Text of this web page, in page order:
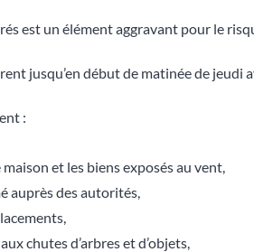
est un élément aggravant pour le
jusqu’en début de matinée de jeudi
:
et les biens exposés au vent,
auprès des autorités,
chutes d’arbres et d’objets,